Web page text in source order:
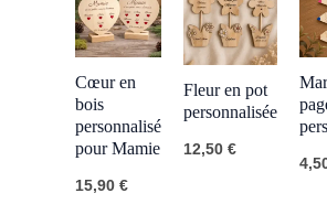
Cœur en
bois
personnalisé
pour Mamie
15,90 €
Fleur en pot
personnalisée
12,50 €